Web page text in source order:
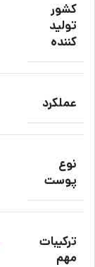
کشور
تولید
کننده
عملکرد
نوع
پوست
ترکیبات
مهم